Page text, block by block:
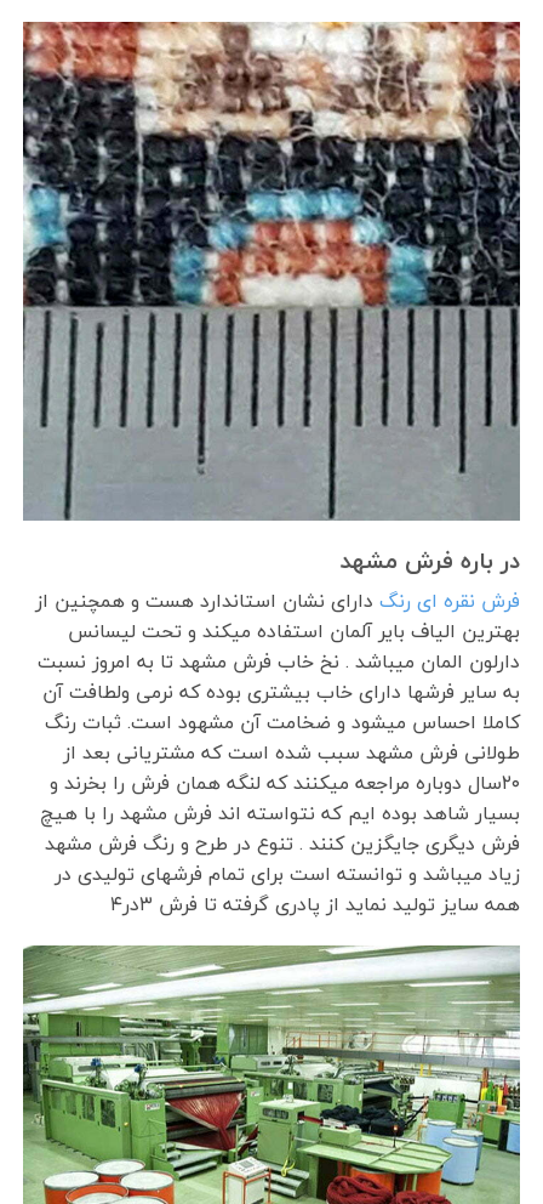
در باره فرش مشهد
فرش نقره ای رنگدارای نشان استاندارد هست و همچنین از
بهترین الیاف بایر آلمان استفاده میکند و تحت لیسانس
دارلون المان میباشد . نخ خاب فرش مشهد تا به امروز نسبت
به سایر فرشها دارای خاب بیشتری بوده که نرمی ولطافت آن
کاملا احساس میشود و ضخامت آن مشهود است. ثبات رنگ
طولانی فرش مشهد سبب شده است که مشتریانی بعد از
۲۰سال دوباره مراجعه میکنند که لنگه همان فرش را بخرند و
بسیار شاهد بوده ایم که نتواسته اند فرش مشهد را با هیچ
فرش دیگری جایگزین کنند . تنوع در طرح و رنگ فرش مشهد
زیاد میباشد و توانسته است برای تمام فرشهای تولیدی در
همه سایز تولید نماید از پادری گرفته تا فرش ۳در۴